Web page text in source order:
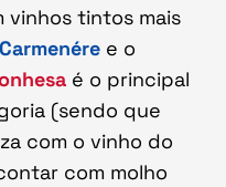
vinhos tintos mais
Carmenére e o
é o principal
(sendo que
com o vinho do
com molho